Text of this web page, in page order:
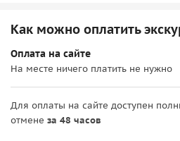
Как можно оплатить
Оплата на сайте
На месте ничего платить не нужно
Для оплаты на сайте доступен
отмене за 48 часов